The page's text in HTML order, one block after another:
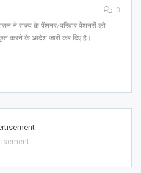
0
ने राज्य के पेंशनर/परिवार पेंशनरों को
करने के आदेश जारी कर दिए है।
-